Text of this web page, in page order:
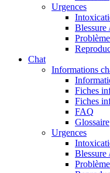
Urgences
Blessure
Chat
Informations
Fiches
Fiches
FAQ
Glossaire
Urgences
Blessure